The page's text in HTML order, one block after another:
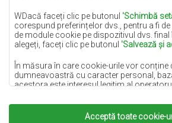
WDacă faceți clic pe butonul 'Schimbă
corespund preferințelor dvs., pentru a fi
de module cookie pe dispozitivul dvs.
alegeți, faceți clic pe butonul 'Salvează și
În măsura în care cookie-urile vor conține
dumneavoastră cu caracter personal,
acestora este interesul legitim al
sub forma asigurării unei calități ridicate
pe site-ul nostru și a activităților de
Acceptă toate cookie-
Covoare gri
Covoare teracotă
Covoare aurii